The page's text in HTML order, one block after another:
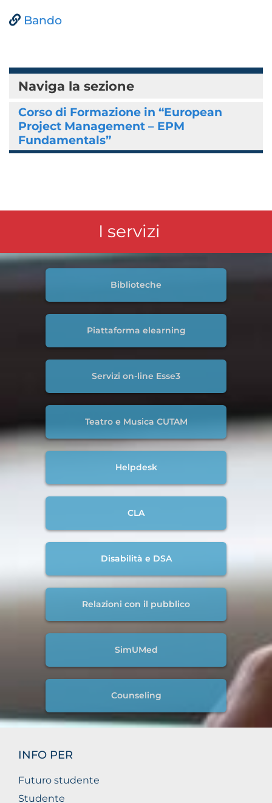
Bando
Naviga la sezione
Corso di Formazione in “European
Project Management – EPM
Fundamentals”
I servizi
Biblioteche
Piattaforma elearning
Servizi on-line Esse3
Teatro e Musica CUTAM
Helpdesk
CLA
Disabilità e DSA
Relazioni con il pubblico
SimUMed
Counseling
INFO PER
Futuro studente
Studente